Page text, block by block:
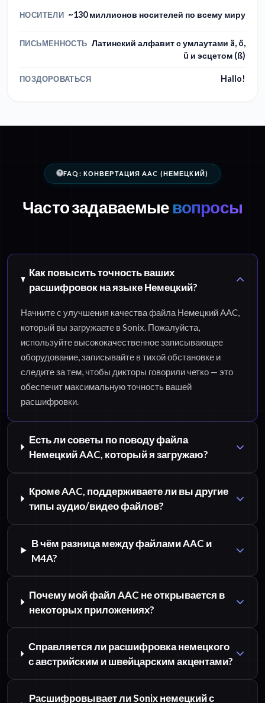
НОСИТЕЛИ ~130 миллионов носителей по всему миру
ПИСЬМЕННОСТЬ Латинский алфавит с умлаутами ä, ö,
ü и эсцетом (ß)
ПОЗДОРОВАТЬСЯ Hallo!
FAQ: КОНВЕРТАЦИЯ AAC (НЕМЕЦКИЙ)
Часто задаваемые вопросы
Как повысить точность ваших
расшифровок на языке Немецкий?
Начните с улучшения качества файла Немецкий AAC,
который вы загружаете в Sonix. Пожалуйста,
используйте высококачественное записывающее
оборудование, записывайте в тихой обстановке и
следите за тем, чтобы дикторы говорили четко — это
обеспечит максимальную точность вашей
расшифровки.
Есть ли советы по поводу файла
Немецкий AAC, который я загружаю?
Кроме AAC, поддерживаете ли вы другие
типы аудио/видео файлов?
В чём разница между файлами AAC и
M4A?
Почему мой файл AAC не открывается в
некоторых приложениях?
Справляется ли расшифровка немецкого
с австрийским и швейцарским акцентами?
Расшифровывает ли Sonix немецкий с